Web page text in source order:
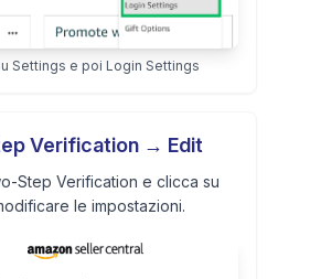
Settings e poi Login Settings
Verification → Edit
Step Verification e clicca su
le impostazioni.